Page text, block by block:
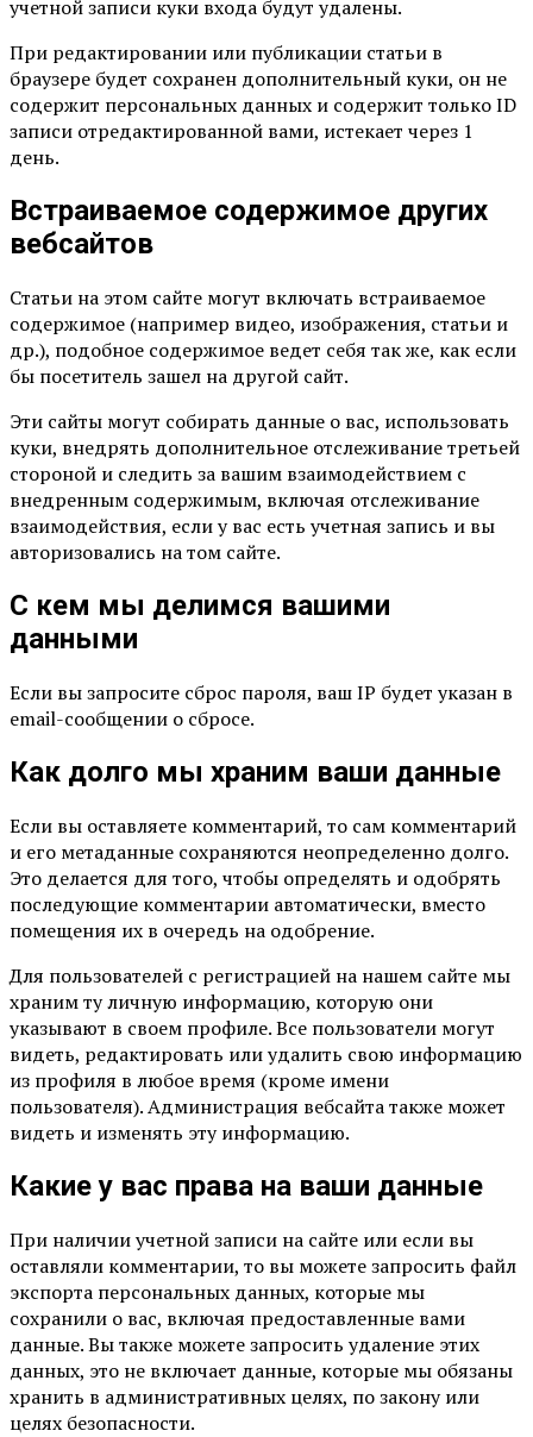
учетной записи куки входа будут удалены.
При редактировании или публикации статьи в
браузере будет сохранен дополнительный куки, он не
содержит персональных данных и содержит только ID
записи отредактированной вами, истекает через 1
день.
Встраиваемое содержимое других
вебсайтов
Статьи на этом сайте могут включать встраиваемое
содержимое (например видео, изображения, статьи и
др.), подобное содержимое ведет себя так же, как если
бы посетитель зашел на другой сайт.
Эти сайты могут собирать данные о вас, использовать
куки, внедрять дополнительное отслеживание третьей
стороной и следить за вашим взаимодействием с
внедренным содержимым, включая отслеживание
взаимодействия, если у вас есть учетная запись и вы
авторизовались на том сайте.
С кем мы делимся вашими
данными
Если вы запросите сброс пароля, ваш IP будет указан в
email-сообщении о сбросе.
Как долго мы храним ваши данные
Если вы оставляете комментарий, то сам комментарий
и его метаданные сохраняются неопределенно долго.
Это делается для того, чтобы определять и одобрять
последующие комментарии автоматически, вместо
помещения их в очередь на одобрение.
Для пользователей с регистрацией на нашем сайте мы
храним ту личную информацию, которую они
указывают в своем профиле. Все пользователи могут
видеть, редактировать или удалить свою информацию
из профиля в любое время (кроме имени
пользователя). Администрация вебсайта также может
видеть и изменять эту информацию.
Какие у вас права на ваши данные
При наличии учетной записи на сайте или если вы
оставляли комментарии, то вы можете запросить файл
экспорта персональных данных, которые мы
сохранили о вас, включая предоставленные вами
данные. Вы также можете запросить удаление этих
данных, это не включает данные, которые мы обязаны
хранить в административных целях, по закону или
целях безопасности.